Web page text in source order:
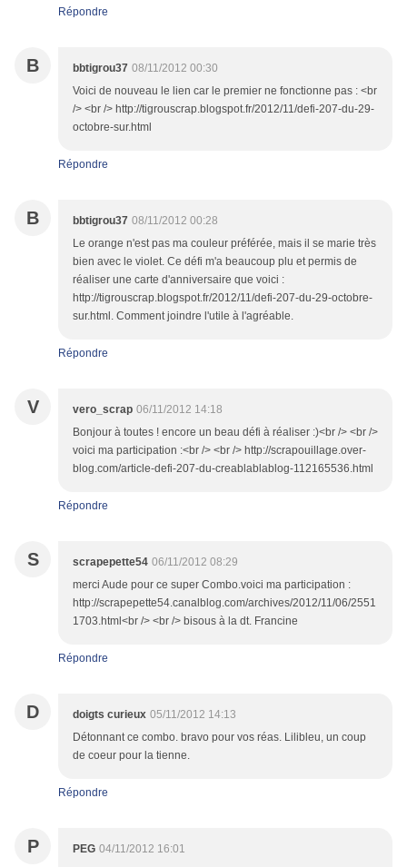
Répondre
B bbtigrou37 08/11/2012 00:30
Voici de nouveau le lien car le premier ne fonctionne pas : <br
/> <br /> http://tigrouscrap.blogspot.fr/2012/11/defi-207-du-29-
octobre-sur.html
Répondre
B bbtigrou37 08/11/2012 00:28
Le orange n'est pas ma couleur préférée, mais il se marie très
bien avec le violet. Ce défi m'a beaucoup plu et permis de
réaliser une carte d'anniversaire que voici :
http://tigrouscrap.blogspot.fr/2012/11/defi-207-du-29-octobre-
sur.html. Comment joindre l'utile à l'agréable.
Répondre
V vero_scrap 06/11/2012 14:18
Bonjour à toutes ! encore un beau défi à réaliser :)<br /> <br />
voici ma participation :<br /> <br /> http://scrapouillage.over-
blog.com/article-defi-207-du-creablablablog-112165536.html
Répondre
S scrapepette54 06/11/2012 08:29
merci Aude pour ce super Combo.voici ma participation :
http://scrapepette54.canalblog.com/archives/2012/11/06/2551
1703.html<br /> <br /> bisous à la dt. Francine
Répondre
D doigts curieux 05/11/2012 14:13
Détonnant ce combo. bravo pour vos réas. Lilibleu, un coup
de coeur pour la tienne.
Répondre
P PEG 04/11/2012 16:01